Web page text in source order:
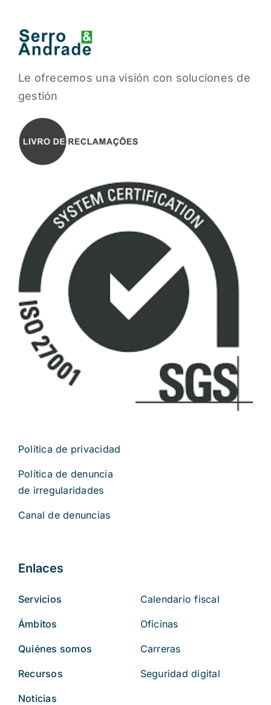
Le ofrecemos una visión con soluciones de
gestión
Política de privacidad
Política de denuncia
de irregularidades
Canal de denuncias
Enlaces
Servicios
Ámbitos
Quiénes somos
Recursos
Noticias
Calendario fiscal
Oficinas
Carreras
Seguridad digital